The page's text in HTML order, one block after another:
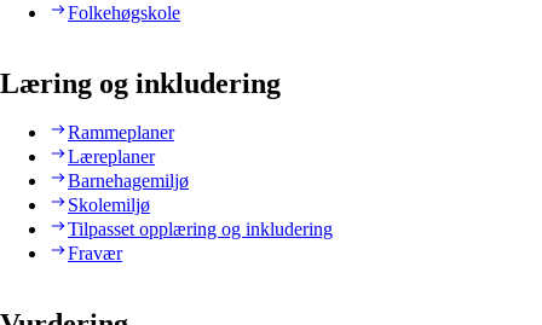
Folkehøgskole
Læring og inkludering
Rammeplaner
Læreplaner
Barnehagemiljø
Skolemiljø
Tilpasset opplæring og inkludering
Fravær